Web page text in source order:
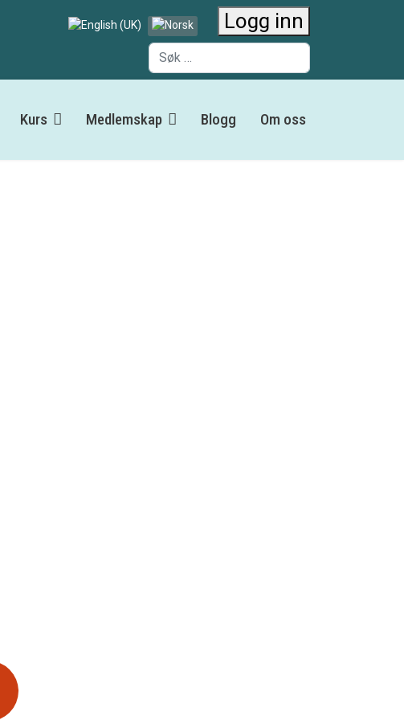
Velg ditt språk Logg inn
Søk
Kurs Medlemskap Blogg Om oss